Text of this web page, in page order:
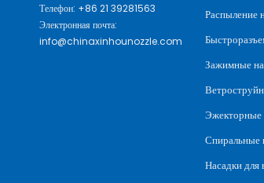
Телефон: +86 21 39281563
Электронная почта:
info@chinaxinhounozzle.com
Распыление
Зажимные
Эжекторные
Спиральные
Насадки